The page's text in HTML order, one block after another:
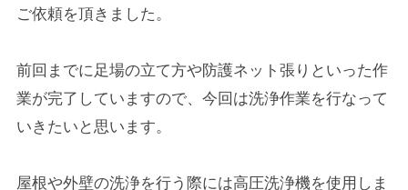
ご依頼を頂きました。
前回までに足場の立て方や防護ネット張りといった作
業が完了していますので、今回は洗浄作業を行なって
いきたいと思います。
屋根や外壁の洗浄を行う際には高圧洗浄機を使用しま